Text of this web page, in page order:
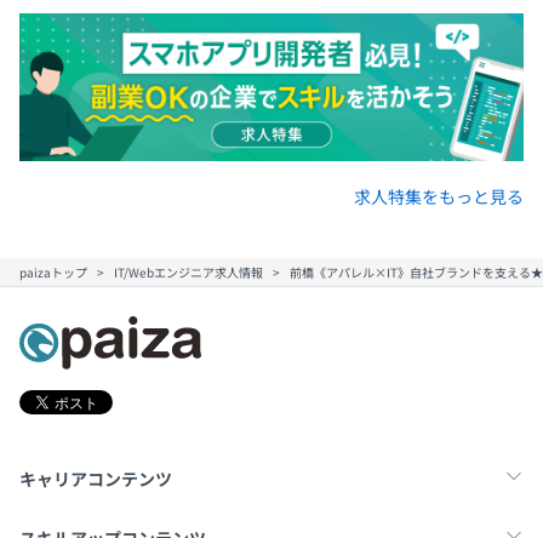
求人特集をもっと見る
paizaトップ IT/Webエンジニア求人情報 前橋《アパレル×IT》自社ブランドを支える
キャリアコンテンツ